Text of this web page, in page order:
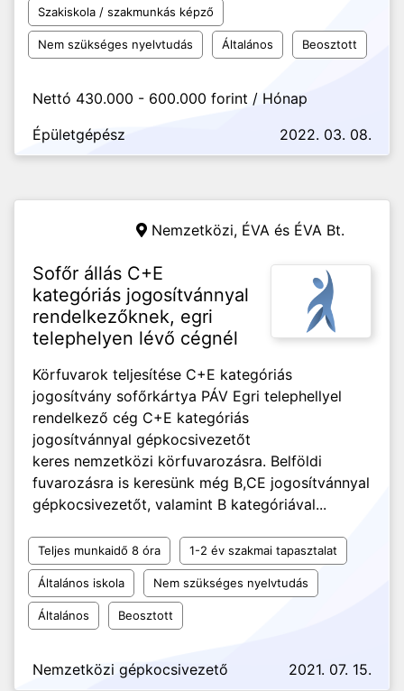
Szakiskola / szakmunkás képző
Nem szükséges nyelvtudás Általános Beosztott
Nettó 430.000 - 600.000 forint / Hónap
Épületgépész
2022. 03. 08.
Nemzetközi, ÉVA és ÉVA Bt.
Sofőr állás C+E
kategóriás jogosítvánnyal
rendelkezőknek, egri
telephelyen lévő cégnél
Körfuvarok teljesítése C+E kategóriás
jogosítvány sofőrkártya PÁV Egri telephellyel
rendelkező cég C+E kategóriás
jogosítvánnyal gépkocsivezetőt
keres nemzetközi körfuvarozásra. Belföldi
fuvarozásra is keresünk még B,CE jogosítvánnyal
gépkocsivezetőt, valamint B kategóriával...
Teljes munkaidő 8 óra 1-2 év szakmai tapasztalat
Általános iskola Nem szükséges nyelvtudás
Általános Beosztott
Nemzetközi gépkocsivezető 2021. 07. 15.